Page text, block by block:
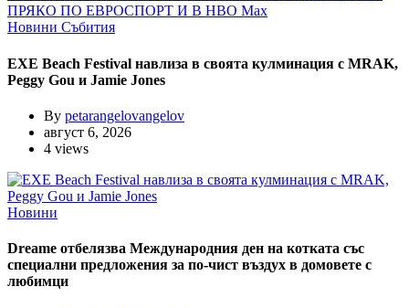
Новини Събития
EXE Beach Festival навлиза в своята кулминация с MRAK,
Peggy Gou и Jamie Jones
By petarangelovangelov
август 6, 2026
4 views
Новини
Dreame отбелязва Международния ден на котката със
специални предложения за по-чист въздух в домовете с
любимци